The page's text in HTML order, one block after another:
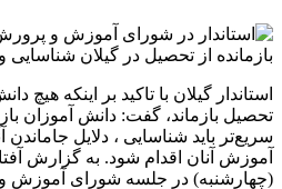
استاندار گیلان با تاکید بر اینکه هیچ
تحصیل بازماند، گفت: دانش آموزان
سریع‌تر باید شناسایی ، دلایل
آموزش آنان اقدام شود. به گزارش
(چهارشنبه) در جلسه شورای آموزش و